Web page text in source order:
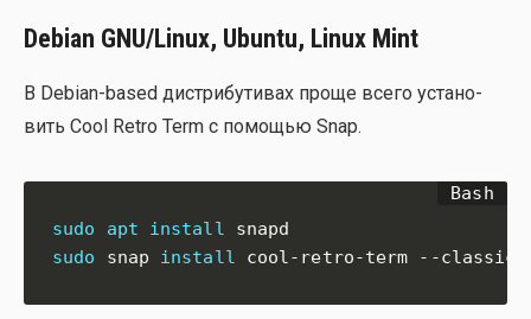
Debian GNU/Linux, Ubuntu, Linux Mint
В Debian-based дис­три­бу­ти­вах про­ще все­го уста­но­
вить Cool Retro Term с помо­щью Snap.
sudo apt install
sudo snap install cool-retro-term --classic